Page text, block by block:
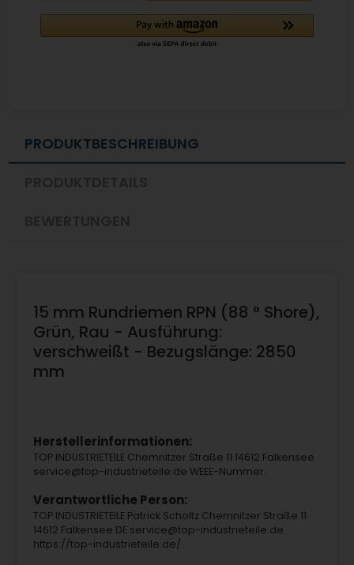
PRODUKTBESCHREIBUNG
15 mm Rundriemen RPN (88 ° Shore),
Grün, Rau - Ausführung:
verschweißt - Bezugslänge: 2850
mm
Herstellerinformationen:
TOP INDUSTRIETEILE Chemnitzer Straße 11 14612 Falkensee
service@top-industrieteile.de WEEE-Nummer:
Verantwortliche Person:
TOP INDUSTRIETEILE Patrick Scholtz Chemnitzer Straße 11
14612 Falkensee DE service@top-industrieteile.de
https://top-industrieteile.de/